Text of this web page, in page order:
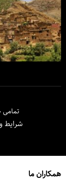
شرایط
همکاران ما